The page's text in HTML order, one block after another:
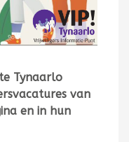
Tynaarlo
van
en in hun